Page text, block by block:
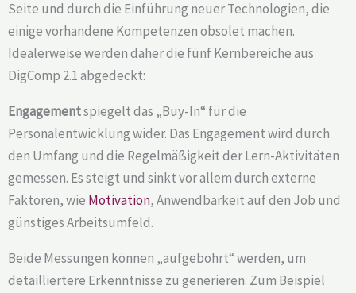
Seite und durch die Einführung neuer Technologien, die
einige vorhandene Kompetenzen obsolet machen.
Idealerweise werden daher die fünf Kernbereiche aus
DigComp 2.1 abgedeckt:
Engagementspiegelt das „Buy-In“ für die
Personalentwicklung wider. Das Engagement wird durch
den Umfang und die Regelmäßigkeit der Lern-Aktivitäten
gemessen. Es steigt und sinkt vor allem durch externe
Faktoren, wie Motivation, Anwendbarkeit auf den Job und
günstiges Arbeitsumfeld.
Beide Messungen können „aufgebohrt“ werden, um
detailliertere Erkenntnisse zu generieren. Zum Beispiel